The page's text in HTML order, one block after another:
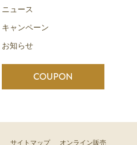
ニュース
キャンペーン
お知らせ
COUPON
サイトマップ オンライン販売